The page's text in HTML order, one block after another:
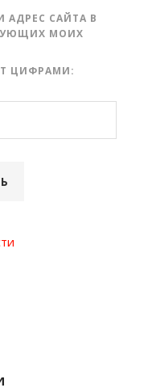
АДРЕС САЙТА В
МОИХ
ЦИФРАМИ: